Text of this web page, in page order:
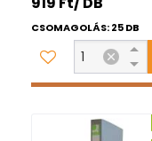
CSOMAGOLÁS: 25 DB